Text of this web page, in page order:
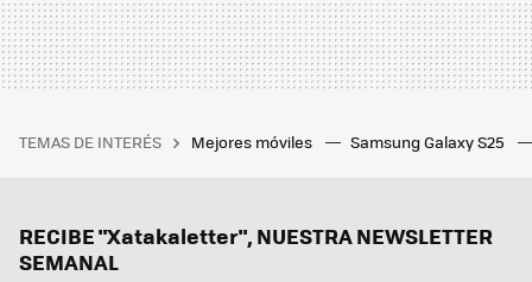
TEMAS DE INTERÉS Mejores móviles Samsung Galaxy S25
RECIBE "Xatakaletter", NUESTRA NEWSLETTER
SEMANAL